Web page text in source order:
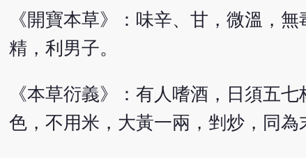
《開寶本草》：味辛、甘，微溫，
精，利男子。
《本草衍義》：有人嗜酒，日須五
色，不用米，大黃一兩，剉炒，同為